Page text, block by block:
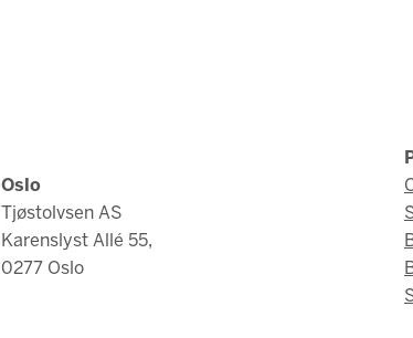
Oslo
Tjøstolvsen AS
Karenslyst Allé 55,
0277 Oslo